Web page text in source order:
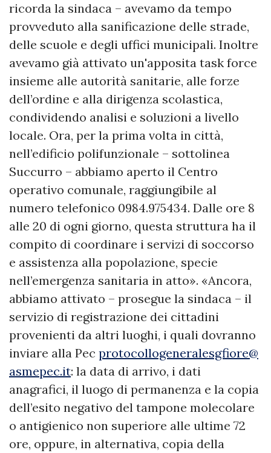
ricorda la sindaca – avevamo da tempo
provveduto alla sanificazione delle strade,
delle scuole e degli uffici municipali. Inoltre
avevamo già attivato un'apposita task force
insieme alle autorità sanitarie, alle forze
dell’ordine e alla dirigenza scolastica,
condividendo analisi e soluzioni a livello
locale. Ora, per la prima volta in città,
nell’edificio polifunzionale – sottolinea
Succurro – abbiamo aperto il Centro
operativo comunale, raggiungibile al
numero telefonico 0984.975434. Dalle ore 8
alle 20 di ogni giorno, questa struttura ha il
compito di coordinare i servizi di soccorso
e assistenza alla popolazione, specie
nell’emergenza sanitaria in atto». «Ancora,
abbiamo attivato – prosegue la sindaca – il
servizio di registrazione dei cittadini
provenienti da altri luoghi, i quali dovranno
inviare alla Pec protocollogeneralesgfiore@
asmepec.it: la data di arrivo, i dati
anagrafici, il luogo di permanenza e la copia
dell’esito negativo del tampone molecolare
o antigienico non superiore alle ultime 72
ore, oppure, in alternativa, copia della